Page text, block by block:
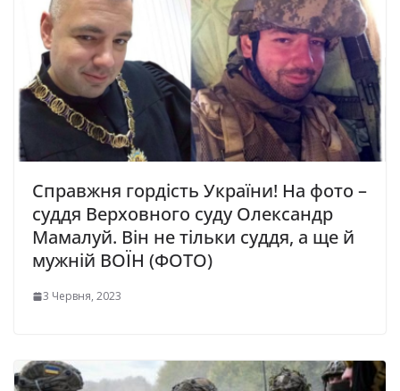
Справжня гордість України! На фото –
суддя Верховного суду Олександр
Мамалуй. Він не тільки суддя, а ще й
мужній ВОЇН (ФОТО)
3 Червня, 2023